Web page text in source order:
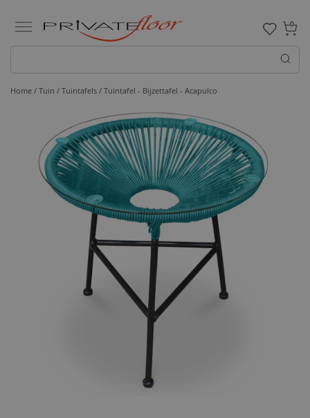
0
Home / Tuin / Tuintafels / Tuintafel - Bijzettafel - Acapulco